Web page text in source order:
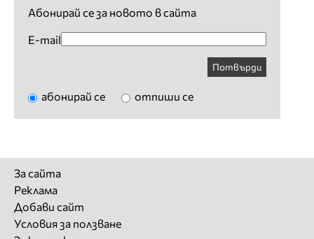
Абонирай се за новото в сайта
E-mail
Потвърди
абонирай се отпиши се
За сайта
Реклама
Добави сайт
Условия за ползване